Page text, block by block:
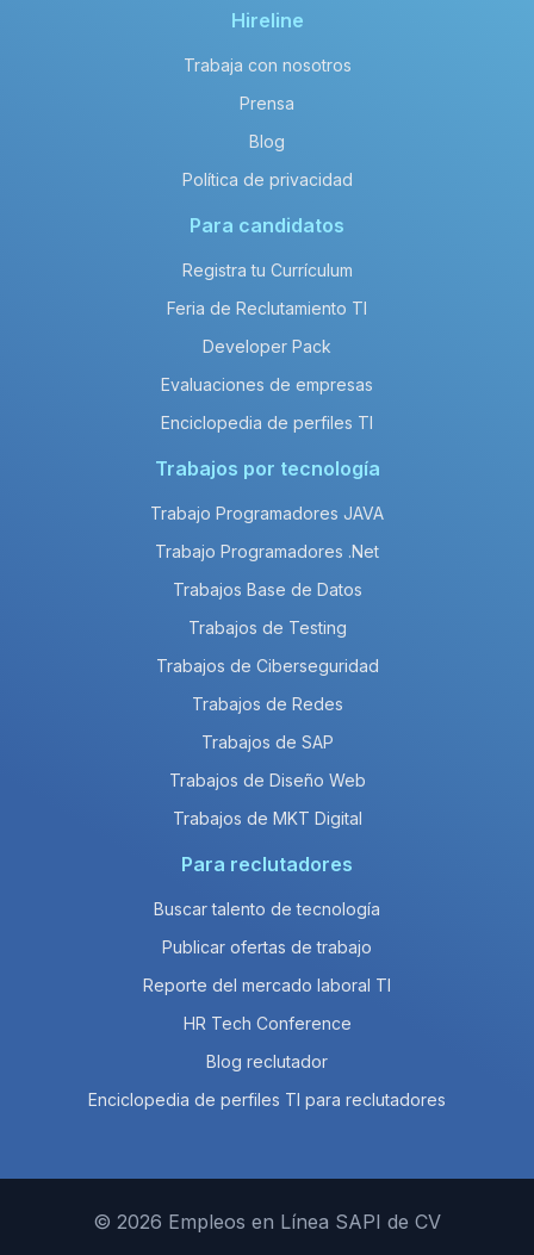
Hireline
Trabaja con nosotros
Prensa
Blog
Política de privacidad
Para candidatos
Registra tu Currículum
Feria de Reclutamiento TI
Developer Pack
Evaluaciones de empresas
Enciclopedia de perfiles TI
Trabajos por tecnología
Trabajo Programadores JAVA
Trabajo Programadores .Net
Trabajos Base de Datos
Trabajos de Testing
Trabajos de Ciberseguridad
Trabajos de Redes
Trabajos de SAP
Trabajos de Diseño Web
Trabajos de MKT Digital
Para reclutadores
Buscar talento de tecnología
Publicar ofertas de trabajo
Reporte del mercado laboral TI
HR Tech Conference
Blog reclutador
Enciclopedia de perfiles TI para reclutadores
© 2026 Empleos en Línea SAPI de CV